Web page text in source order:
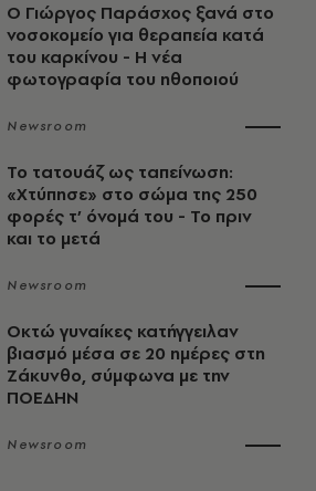
O Γιώργος Παράσχος ξανά στο
νοσοκομείο για θεραπεία κατά
του καρκίνου - Η νέα
φωτογραφία του ηθοποιού
Newsroom
Το τατουάζ ως ταπείνωση:
«Χτύπησε» στο σώμα της 250
φορές τ’ όνομά του - Το πριν
και το μετά
Newsroom
Οκτώ γυναίκες κατήγγειλαν
βιασμό μέσα σε 20 ημέρες στη
Ζάκυνθο, σύμφωνα με την
ΠΟΕΔΗΝ
Newsroom